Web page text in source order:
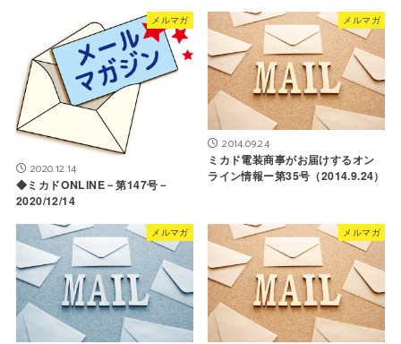
メルマガ
2020.12.14
◆ミカドONLINE－第147号－
2020/12/14
メルマガ
2014.09.24
ミカド電装商事がお届けするオン
ライン情報ー第35号（2014.9.24）
メルマガ メルマガ